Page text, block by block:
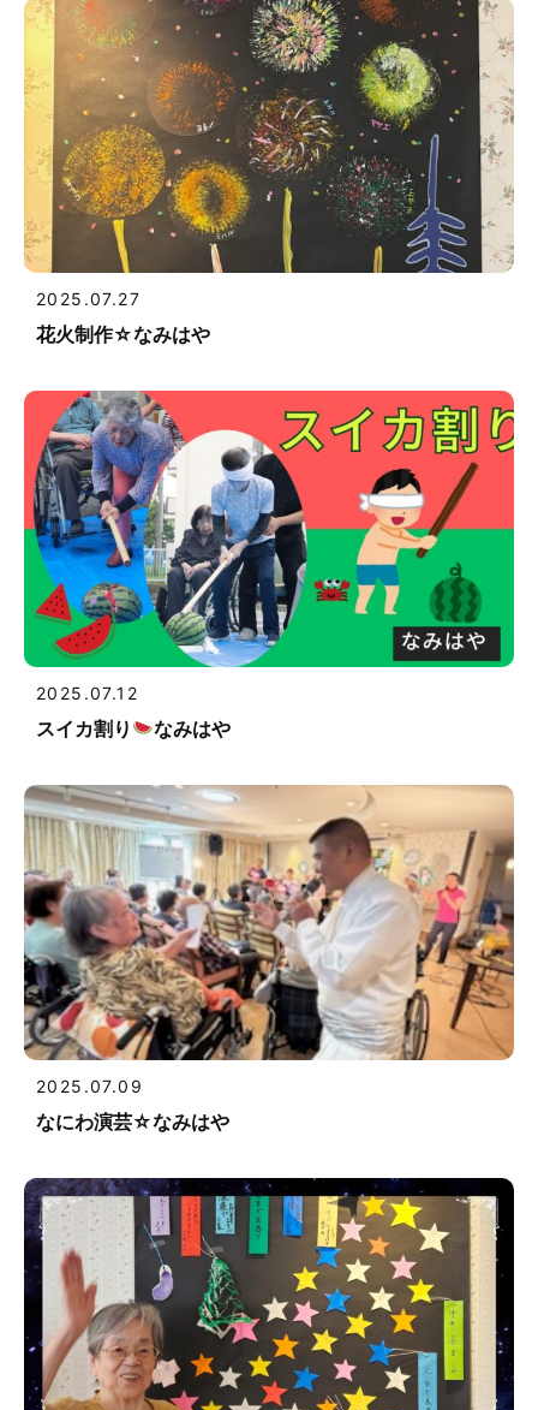
2025.07.27
花火制作☆なみはや
2025.07.12
スイカ割り なみはや
2025.07.09
なにわ演芸☆なみはや